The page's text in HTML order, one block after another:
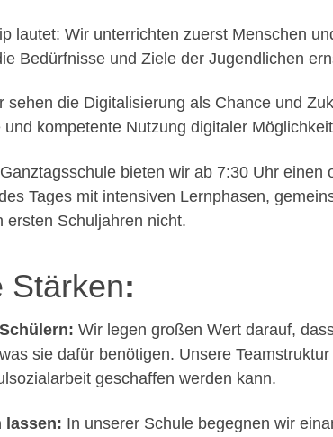
lautet: Wir unterrichten zuerst Menschen
Bedürfnisse und Ziele der Jugendlichen
sehen die Digitalisierung als Chance und
kompetente Nutzung digitaler
bieten wir ab 7:30 Uhr
Tages mit intensiven Lernphasen,
ersten Schuljahren nicht.
Stärken:
Wir legen großen Wert darauf,
sie dafür benötigen. Unsere
geschaffen werden kann.
lassen: In unserer Schule begegnen wir